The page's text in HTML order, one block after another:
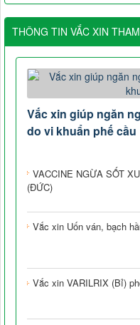
THÔNG TIN VẮC XIN
Vắc xin giúp ngăn
do vi khuẩn phế cầu
VACCINE NGỪA SỐT
(ĐỨC)
Vắc xin Uốn ván, bạch
Vắc xin VARILRIX (Bỉ)